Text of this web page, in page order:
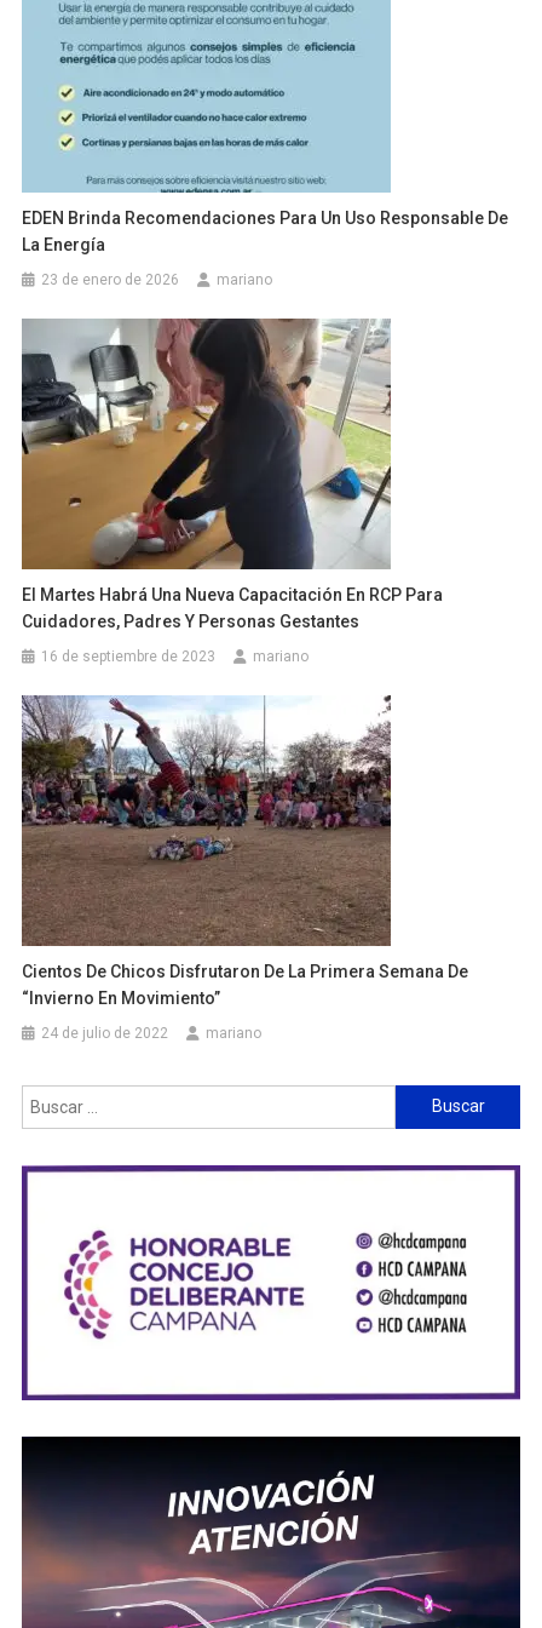
EDEN Brinda Recomendaciones Para Un Uso Responsable De
La Energía
23 de enero de 2026 mariano
El Martes Habrá Una Nueva Capacitación En RCP Para
Cuidadores, Padres Y Personas Gestantes
16 de septiembre de 2023 mariano
Cientos De Chicos Disfrutaron De La Primera Semana De
“Invierno En Movimiento”
24 de julio de 2022 mariano
Buscar: